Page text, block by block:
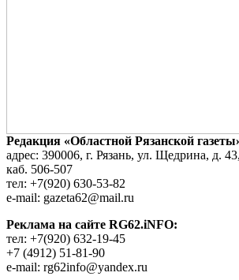
Редакция «Областной Рязанской
адрес: 390006, г. Рязань, ул. Щедрина, д.
каб. 506-507
тел: +7(920) 630-53-82
e-mail: gazeta62@mail.ru
Реклама на сайте RG62.iNFO:
тел: +7(920) 632-19-45
+7 (4912) 51-81-90
e-mail: rg62info@yandex.ru